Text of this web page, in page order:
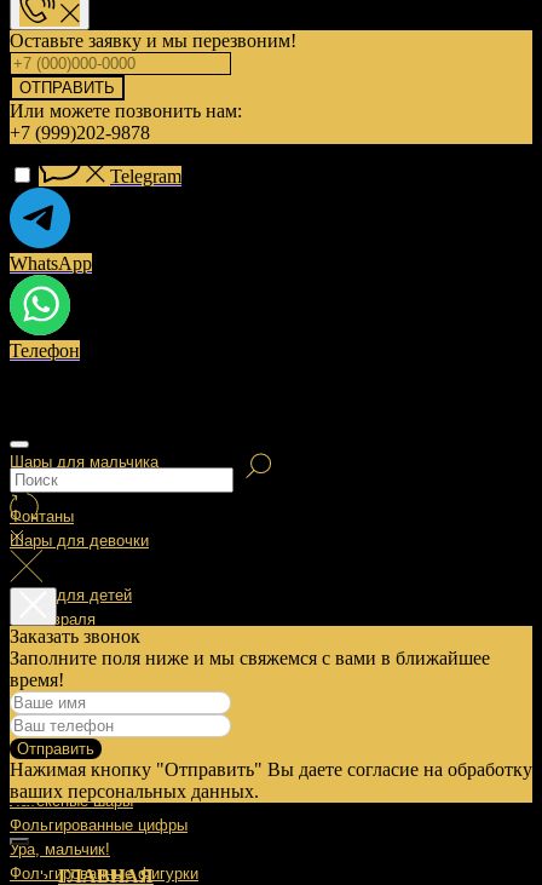
Шары для мальчика
Фонтаны
Шары для девочки
Шары для детей
14 Февраля
23 Февраля
8 Марта
9 Мая
Выписка
Латексные шары
Фольгированные цифры
Ура, мальчик!
Фольгированные фигурки
Оставьте заявку и мы перезвоним!
ОТПРАВИТЬ
Или можете позвонить нам:
+7 (999)202-9878
Telegram
WhatsApp
Телефон
Заказать звонок
Заполните поля ниже и мы свяжемся с вами в ближайшее
время!
Отправить
Нажимая кнопку "Отправить" Вы даете согласие на обработку
ваших персональных данных.
ГЛАВНАЯ